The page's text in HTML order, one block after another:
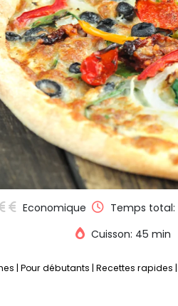
Economique Temps total:
Cuisson: 45 min
| Pour débutants | Recettes rapides |